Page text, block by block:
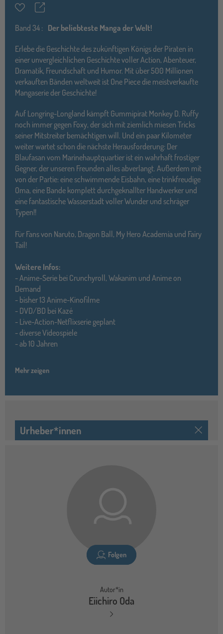
MerkzettelTeilen
Band 34 : Der beliebteste Manga der Welt!
Erlebe die Geschichte des zukünftigen Königs der Piraten in
einer unvergleichlichen Geschichte voller Action, Abenteuer,
Dramatik, Freundschaft und Humor. Mit über 500 Millionen
verkauften Bänden weltweit ist One Piece die meistverkaufte
Mangaserie der Geschichte!
Auf Longring-Longland kämpft Gummipirat Monkey D. Ruffy
noch immer gegen Foxy, der sich mit ziemlich miesen Tricks
seiner Mitstreiter bemächtigen will. Und ein paar Kilometer
weiter wartet schon die nächste Herausforderung: Der
Blaufasan vom Marinehauptquartier ist ein wahrhaft frostiger
Gegner, der unseren Freunden alles abverlangt. Außerdem mit
von der Partie: eine schwimmende Eisbahn, eine trinkfreudige
Oma, eine Bande komplett durchgeknallter Handwerker und
eine fantastische Wasserstadt voller Wunder und schräger
Typen!!
Für Fans von Naruto, Dragon Ball, My Hero Academia und Fairy
Tail!
Weitere Infos:
- Anime-Serie bei Crunchyroll, Wakanim und Anime on
Demand
- bisher 13 Anime-Kinofilme
- DVD/BD bei Kazé
- Live-Action-Netflixserie geplant
- diverse Videospiele
- ab 10 Jahren
Mehr zeigen
Urheber*innen
Folgen
Autor*in
Eiichiro Oda